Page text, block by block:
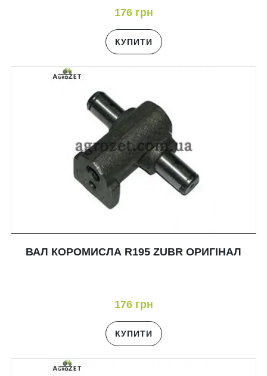
176 грн
КУПИТИ
ВАЛ КОРОМИСЛА R195 ZUBR ОРИГІНАЛ
176 грн
КУПИТИ